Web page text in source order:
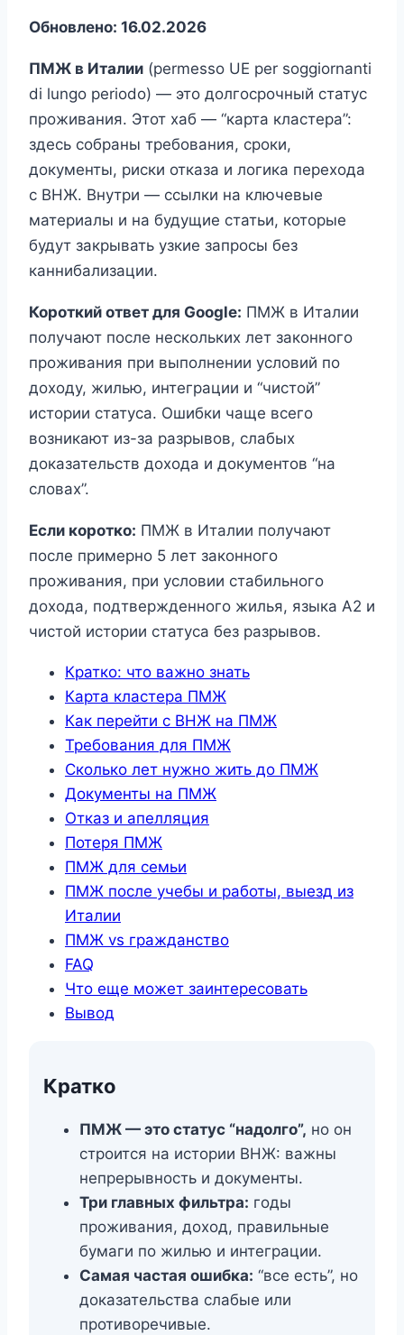
Обновлено: 16.02.2026
ПМЖ в Италии (permesso UE per soggiornanti
di lungo periodo) — это долгосрочный статус
проживания. Этот хаб — “карта кластера”:
здесь собраны требования, сроки,
документы, риски отказа и логика перехода
с ВНЖ. Внутри — ссылки на ключевые
материалы и на будущие статьи, которые
будут закрывать узкие запросы без
каннибализации.
Короткий ответ для Google: ПМЖ в Италии
получают после нескольких лет законного
проживания при выполнении условий по
доходу, жилью, интеграции и “чистой”
истории статуса. Ошибки чаще всего
возникают из-за разрывов, слабых
доказательств дохода и документов “на
словах”.
Если коротко: ПМЖ в Италии получают
после примерно 5 лет законного
проживания, при условии стабильного
дохода, подтвержденного жилья, языка A2 и
чистой истории статуса без разрывов.
Кратко: что важно знать
Карта кластера ПМЖ
Как перейти с ВНЖ на ПМЖ
Требования для ПМЖ
Сколько лет нужно жить до ПМЖ
Документы на ПМЖ
Отказ и апелляция
Потеря ПМЖ
ПМЖ для семьи
ПМЖ после учебы и работы, выезд из
Италии
ПМЖ vs гражданство
FAQ
Что еще может заинтересовать
Вывод
Кратко
ПМЖ — это статус “надолго”, но он
строится на истории ВНЖ: важны
непрерывность и документы.
Три главных фильтра: годы
проживания, доход, правильные
бумаги по жилью и интеграции.
Самая частая ошибка: “все есть”, но
доказательства слабые или
противоречивые.